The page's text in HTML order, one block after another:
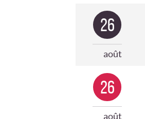
26
août
26
août